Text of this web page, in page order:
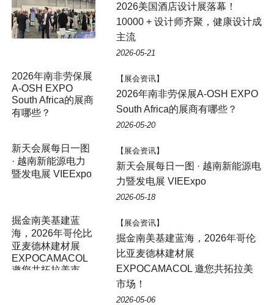
2026美国酒店设计展落幕！
10000 + 设计师齐聚，健康设计成
主流
2026-05-21
【展会资讯】
2026年南非劳保展A-OSH EXPO
South Africa的展商有哪些？
2026-05-20
【展会资讯】
新天会展每日一图 · 越南新能源电
力暨发电展 VIEExpo
2026-05-18
【展会资讯】
掘金南美基建蓝海，2026年哥伦
比亚麦德林建材展
EXPOCAMACOL 邀您共拓拉美
市场！
2026-05-06